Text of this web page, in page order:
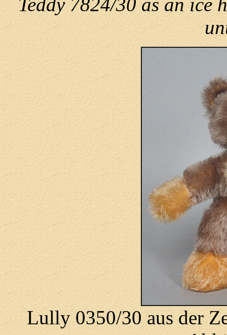
Lully 0350/30 aus der